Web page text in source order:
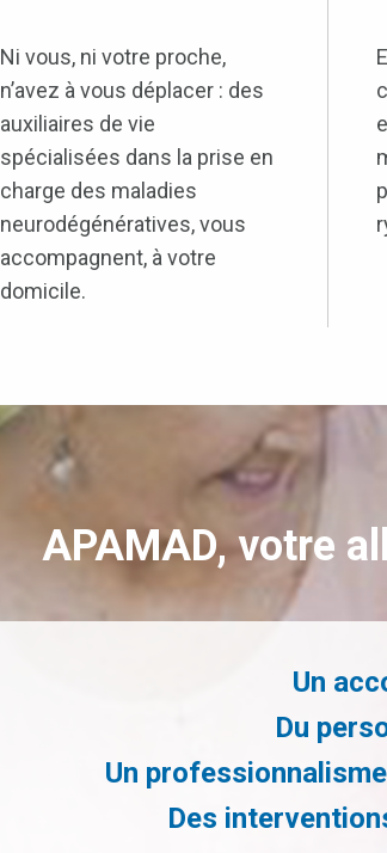
Ni vous, ni votre proche,
n’avez à vous déplacer : des
auxiliaires de vie
spécialisées dans la prise en
charge des maladies
neurodégénératives, vous
accompagnent, à votre
domicile.
APAMAD, votre
Un
Du
Un
Des